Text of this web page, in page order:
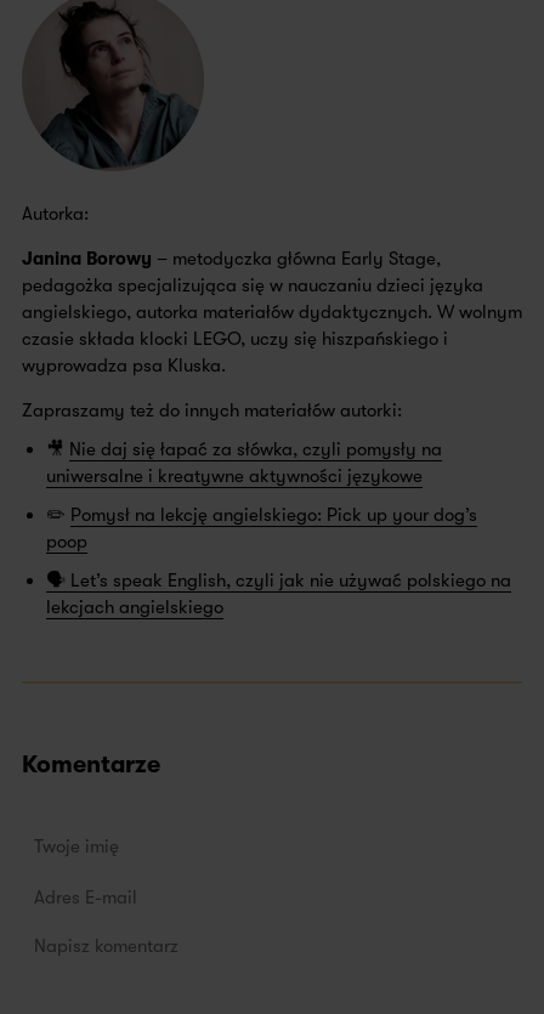
Autorka:
Janina Borowy – metodyczka główna Early Stage,
pedagożka specjalizująca się w nauczaniu dzieci języka
angielskiego, autorka materiałów dydaktycznych. W wolnym
czasie składa klocki LEGO, uczy się hiszpańskiego i
wyprowadza psa Kluska.
Zapraszamy też do innych materiałów autorki:
🎥 Nie daj się łapać za słówka, czyli pomysły na
uniwersalne i kreatywne aktywności językowe
✏️ Pomysł na lekcję angielskiego: Pick up your dog’s
poop
🗣️ Let’s speak English, czyli jak nie używać polskiego na
lekcjach angielskiego
Komentarze